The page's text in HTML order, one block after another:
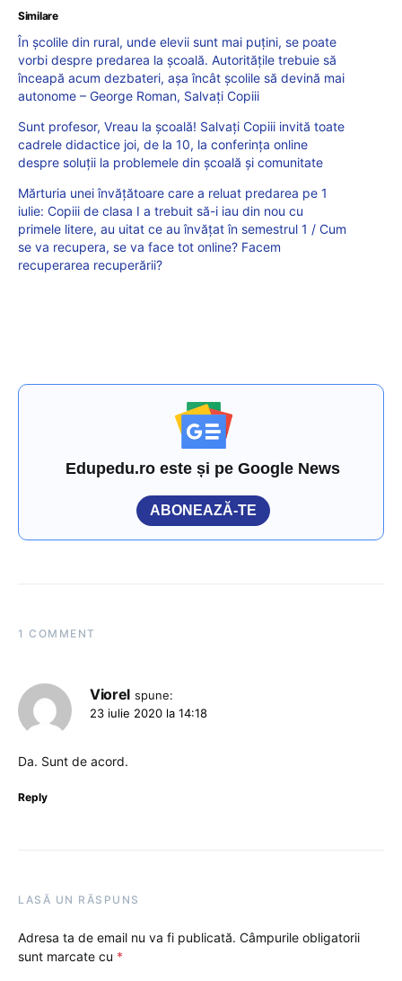
Similare
În școlile din rural, unde elevii sunt mai puțini, se poate
vorbi despre predarea la școală. Autoritățile trebuie să
înceapă acum dezbateri, așa încât școlile să devină mai
autonome – George Roman, Salvați Copiii
Sunt profesor, Vreau la școală! Salvați Copiii invită toate
cadrele didactice joi, de la 10, la conferința online
despre soluții la problemele din școală și comunitate
Mărturia unei învățătoare care a reluat predarea pe 1
iulie: Copiii de clasa I a trebuit să-i iau din nou cu
primele litere, au uitat ce au învățat în semestrul 1 / Cum
se va recupera, se va face tot online? Facem
recuperarea recuperării?
Edupedu.ro este și pe Google News
ABONEAZĂ-TE
1 COMMENT
Viorel spune:
23 iulie 2020 la 14:18
Da. Sunt de acord.
Reply
LASĂ UN RĂSPUNS
Adresa ta de email nu va fi publicată. Câmpurile obligatorii
sunt marcate cu *